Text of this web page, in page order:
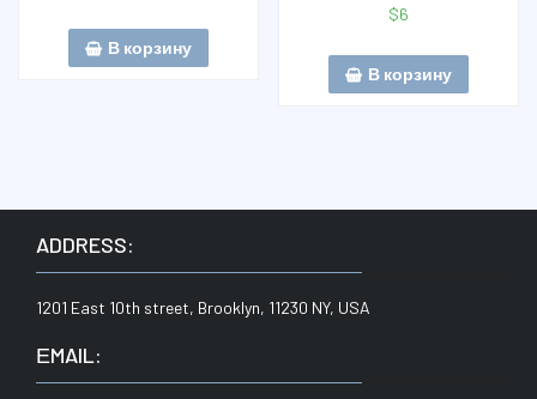
В корзину
$6
В корзину
ADDRESS:
1201 East 10th street, Brooklyn, 11230 NY, USA
ЕMAIL: